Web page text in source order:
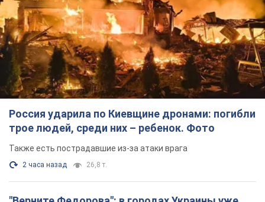
2 часа назад 26,8 т.
"Верните Федорова": в городах Украины уже
23-й день подряд проходят массовые митинги
с плакатами. Фото и видео
Участники акций продолжают серию ежедневных протестов
8 часов назад 3,1 т.
Сенат США одобрил законопроект Грэма о
санкциях против России: что дальше